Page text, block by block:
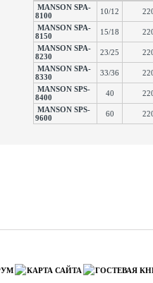
MANSON SPA-
8100
10/12
MANSON SPA-
8150
15/18
MANSON SPA-
8230
23/25
MANSON SPA-
8330
33/36
MANSON SPS-
8400
40
MANSON SPS-
9600
60
КАРТА САЙТА ГОСТЕВАЯ